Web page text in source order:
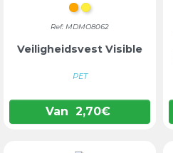
ORANJE
GEEL
Ref: MDMO8062
Veiligheidsvest Visible
PET
Van 2,70€